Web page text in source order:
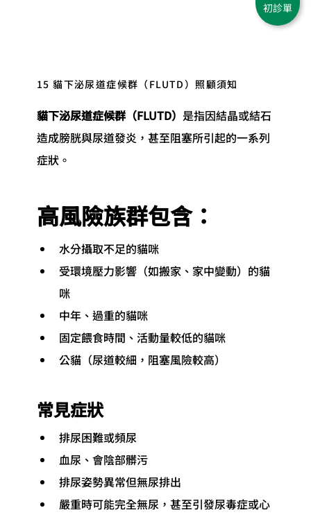
15 貓下泌尿道症候群（FLUTD）照顧須知
貓下泌尿道症候群（FLUTD） 是指因結晶或結石
造成膀胱與尿道發炎，甚至阻塞所引起的一系列
症狀。
高風險族群包含：
水分攝取不足的貓咪
受環境壓力影響（如搬家、家中變動）的貓
咪
中年、過重的貓咪
固定餵食時間、活動量較低的貓咪
公貓（尿道較細，阻塞風險較高）
常見症狀
排尿困難或頻尿
血尿、會陰部髒污
排尿姿勢異常但無尿排出
嚴重時可能完全無尿，甚至引發尿毒症或心
初診單